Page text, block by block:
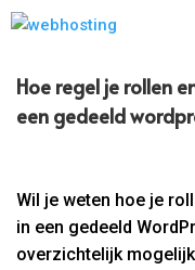
Hoe regel je rollen
een gedeeld
Wil je weten hoe je
in een gedeeld
overzichtelijk